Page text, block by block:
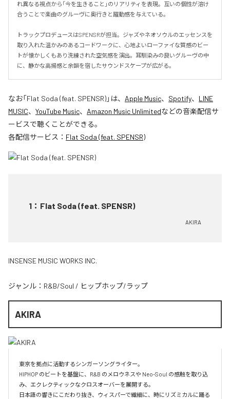
れ異なる視点から「今を生きること」のリアリティを表現。互いの個性が溶け
合うことで楽曲のグルーヴに奥行きと躍動感を与えている。
トラックプロデュースはSPENSRが担当。ジャズやネオソウルのエッセンスを
取り入れた温かみのあるコードワークに、心地よいローファイな質感のビー
トが懐かしくもあり洗練された空気感を演出。耳馴染みの良いグルーヴの中
に、静かな高揚感と余韻を宿したサウンドスケープが広がる。
なお「Flat Soda (feat. SPENSR)」は、 Apple Music、 Spotify、 LINE
MUSIC、 YouTube Music、 Amazon Music Unlimitedなどの音楽配信サ
ービスで聴くことができる。
各配信サービス： Flat Soda (feat. SPENSR)
1 ： Flat Soda (feat. SPENSR)
AKIRA
INSENSE MUSIC WORKS INC.
ジャンル： R&B/Soul / ヒップホップ/ラップ
AKIRA
東京を拠点に活動するシンガーソングライター。
HIPHOP のビートを基盤に、R&B のメロウネスや Neo-Soul の感触を取り込
み、エクレクティックなクロスオーバーを展開する。
日本語の響きにこだわり抜き、ウィスパーで繊細に、時にリズミカルに踊る